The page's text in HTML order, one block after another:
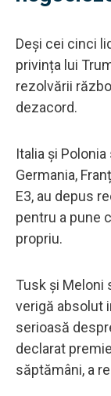
Deși cei cinci
privința lui
rezolvării
dezacord.
Italia și
Germania,
E3, au depus
pentru a pune
propriu.
Tusk și Meloni
verigă absolut
serioasă
declarat
săptămâni, a